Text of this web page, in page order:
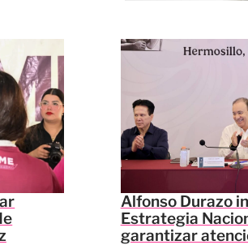
Alfonso Durazo
Estrategia
garantizar